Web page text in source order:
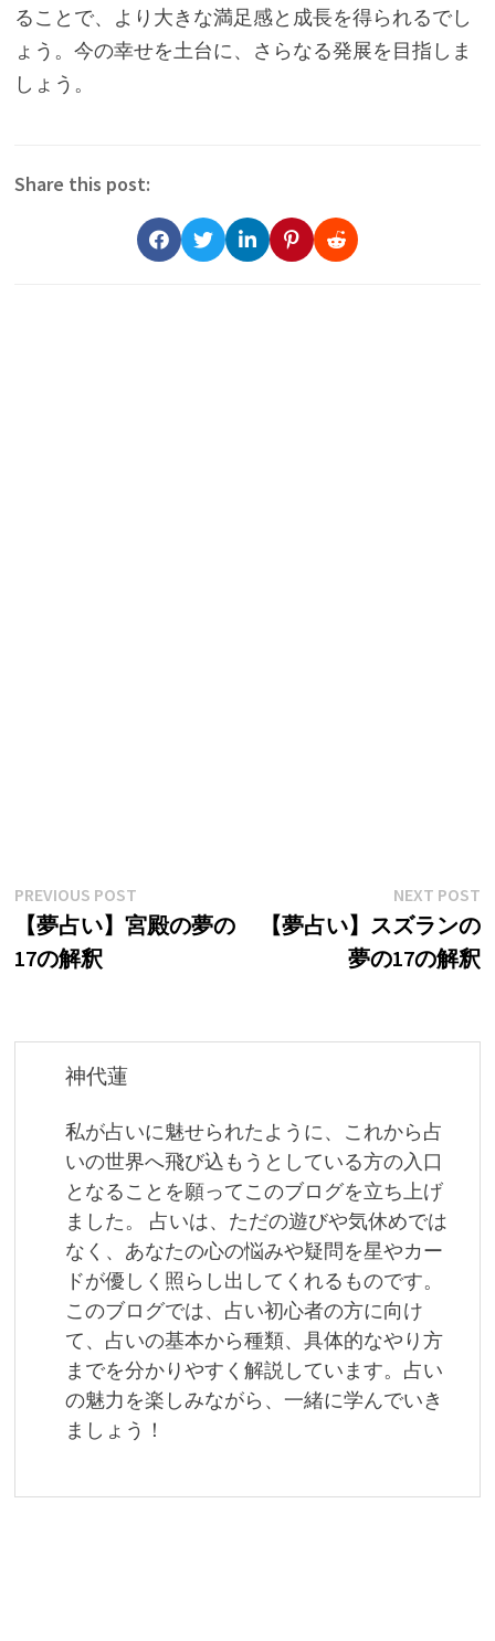
ることで、より大きな満足感と成長を得られるでし
ょう。今の幸せを土台に、さらなる発展を目指しま
しょう。
Share this post:
投
稿
PREVIOUS POSTPrevious
post:
【夢占い】宮殿の夢の
17の解釈
NEXT POST
【夢占い】スズランの
夢の17の解釈
神代蓮
私が占いに魅せられたように、これから占
いの世界へ飛び込もうとしている方の入口
となることを願ってこのブログを立ち上げ
ました。 占いは、ただの遊びや気休めでは
なく、あなたの心の悩みや疑問を星やカー
ドが優しく照らし出してくれるものです。
このブログでは、占い初心者の方に向け
て、占いの基本から種類、具体的なやり方
までを分かりやすく解説しています。占い
の魅力を楽しみながら、一緒に学んでいき
ましょう！